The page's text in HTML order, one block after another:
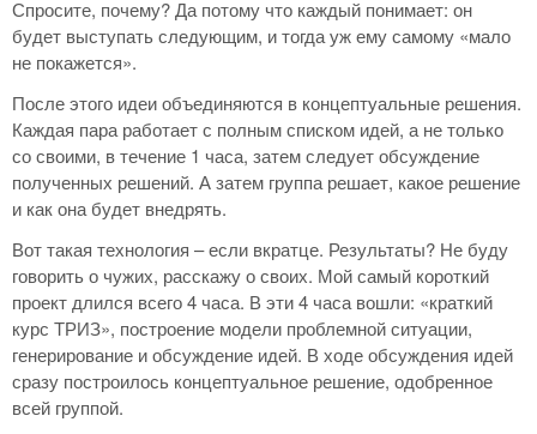
Спросите, почему? Да потому что каждый понимает: он
будет выступать следующим, и тогда уж ему самому «мало
не покажется».
После этого идеи объединяются в концептуальные решения.
Каждая пара работает с полным списком идей, а не только
со своими, в течение 1 часа, затем следует обсуждение
полученных решений. А затем группа решает, какое решение
и как она будет внедрять.
Вот такая технология – если вкратце. Результаты? Не буду
говорить о чужих, расскажу о своих. Мой самый короткий
проект длился всего 4 часа. В эти 4 часа вошли: «краткий
курс ТРИЗ», построение модели проблемной ситуации,
генерирование и обсуждение идей. В ходе обсуждения идей
сразу построилось концептуальное решение, одобренное
всей группой.